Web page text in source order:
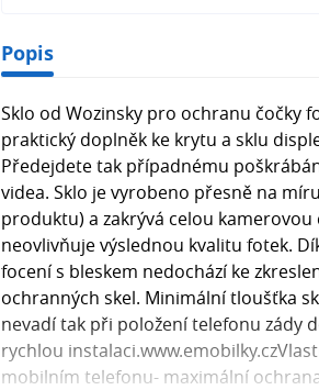
Popis
Sklo od Wozinsky pro ochranu čočky
praktický doplněk ke krytu a sklu
Předejdete tak případnému
videa. Sklo je vyrobeno přesně na
produktu) a zakrývá celou
neovlivňuje výslednou kvalitu fotek.
focení s bleskem nedochází ke
ochranných skel. Minimální tloušťka
nevadí tak při položení telefonu zády
rychlou
mobilním telefonu- maximální